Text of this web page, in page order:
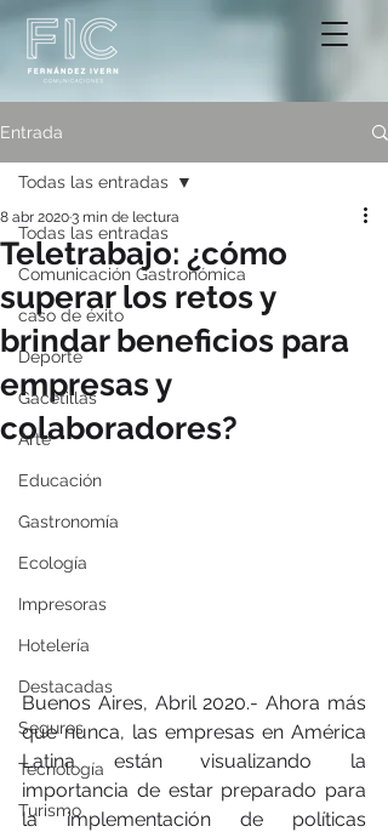
Entrada
Todas las entradas
Comunicación Gastronómica
caso de éxito
Deporte
Gacetillas
Arte
Educación
Gastronomía
Ecología
Impresoras
Hotelería
Destacadas
Seguros
Tecnología
Turismo
Todas las entradas
Teletrabajo: ¿cómo
superar los retos y
brindar beneficios para
empresas y
colaboradores?
8 abr 20203 min de lectura
Buenos Aires, Abril 2020.- Ahora más
que nunca, las empresas en América
Latina están visualizando la
importancia de estar preparado para
la implementación de políticas